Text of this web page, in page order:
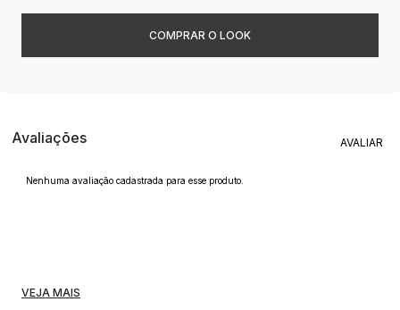
Avaliações
Nenhuma avaliação cadastrada para esse produto.
VEJA MAIS